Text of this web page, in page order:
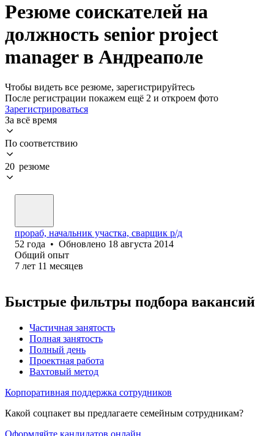
Резюме соискателей на
должность senior project
manager в Андреаполе
Чтобы видеть все резюме, зарегистрируйтесь
После регистрации покажем ещё 2 и откроем фото
Зарегистрироваться
За всё время
По соответствию
20 резюме
прораб, начальник участка, сварщик р/д
52 года • Обновлено 18 августа 2014
Общий опыт
7 лет 11 месяцев
Быстрые фильтры подбора вакансий
Частичная занятость
Полная занятость
Полный день
Проектная работа
Вахтовый метод
Корпоративная поддержка сотрудников
Какой соцпакет вы предлагаете семейным сотрудникам?
Оформляйте кандидатов онлайн